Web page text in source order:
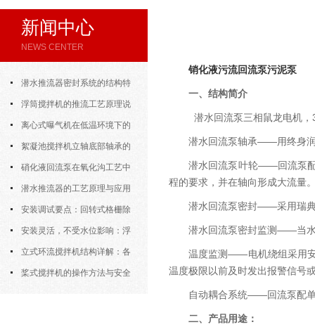
新闻中心
NEWS CENTER
潜水推流器密封系统的结构特
点与渗漏故障处理
浮筒搅拌机的推流工艺原理说
明 离心式曝气机在低温环境下的
运行特性与防冻措施
絮凝池搅拌机立轴底部轴承的
密封防水与免维护设计
硝化液回流泵在氧化沟工艺中
的布置位置对回流效果的影响
潜水推流器的工艺原理与应用
逻辑安装调试要点：回转式格栅除
污机的土建配合要求与水平度校准
安装灵活，不受水位影响：浮
筒式曝气机的结构优势与适用场景
立式环流搅拌机结构详解：各
部件的功能与协同
桨式搅拌机的操作方法与安全
销化液污流回流泵污泥泵
一、结构简介
潜水回流泵三相鼠龙电机
潜水回流泵轴承——用终身
潜水回流泵叶轮——回流泵配
程的要求，并在轴向形成大流量
潜水回流泵密封——采用瑞
潜水回流泵密封监测——当水
温度监测——电机绕组采用安
温度极限以前及时发出报警信号
自动耦合系统——回流泵配
二、产品用途：